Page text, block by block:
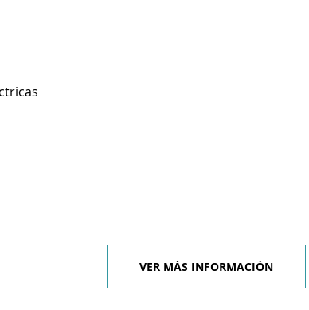
VER MÁS INFORMACIÓN